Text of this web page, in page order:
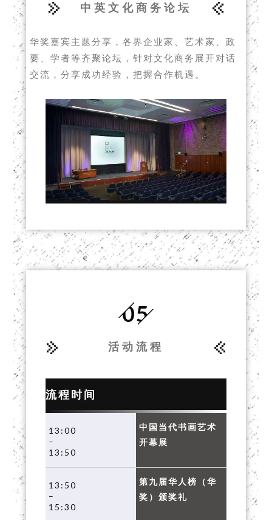
中英文化商务论坛
华奖嘉宾主题分享，各界企业家、艺术家、政
要、学者等齐聚论坛，针对文化商务展开对话
交流，分享成功经验，把握合作机遇。
05
活动流程
流程时间
13:00
–
13:50
中国当代书画艺术
开幕展
13:50
–
15:30
第九届华人榜（华
奖）颁奖礼